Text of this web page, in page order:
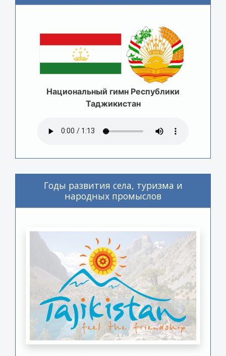
Национальный гимн Республики
Таджикистан
Годы развития села, туризма и
народных промыслов